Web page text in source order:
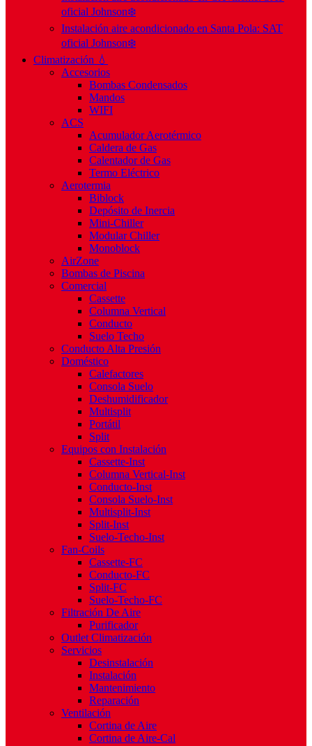
oficial Johnson❄️
Instalación aire acondicionado en Santa Pola: SAT
oficial Johnson❄️
Climatización 💧
Accesorios
Bombas Condensados
Mandos
WIFI
ACS
Acumulador Aerotérmico
Caldera de Gas
Calentador de Gas
Termo Eléctrico
Aerotermia
Biblock
Depósito de Inercia
Mini-Chiller
Modular Chiller
Monoblock
AirZone
Bombas de Piscina
Comercial
Cassette
Columna Vertical
Conducto
Suelo Techo
Conducto Alta Presión
Doméstico
Calefactores
Consola Suelo
Deshumidificador
Multisplit
Portátil
Split
Equipos con Instalación
Cassette-Inst
Columna Vertical-Inst
Conducto-Inst
Consola Suelo-Inst
Multisplit-Inst
Split-Inst
Suelo-Techo-Inst
Fan-Coils
Cassette-FC
Conducto-FC
Split-FC
Suelo-Techo-FC
Filtración De Aire
Purificador
Outlet Climatización
Servicios
Desinstalación
Instalación
Mantenimiento
Reparación
Ventilación
Cortina de Aire
Cortina de Aire-Cal